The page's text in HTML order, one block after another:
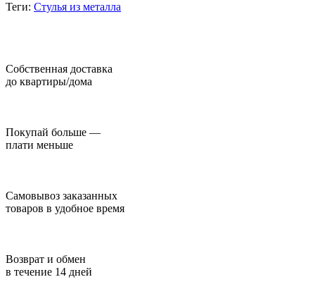
Теги: Стулья из металла
Собственная доставка
до квартиры/дома
Покупай больше —
плати меньше
Самовывоз заказанных
товаров в удобное время
Возврат и обмен
в течение 14 дней